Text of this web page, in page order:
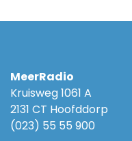
MeerRadio
Kruisweg 1061 A
2131 CT Hoofddorp
(023) 55 55 900